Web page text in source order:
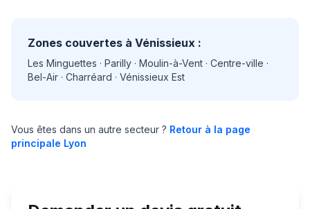
Zones couvertes à Vénissieux :
Les Minguettes · Parilly · Moulin-à-Vent · Centre-ville ·
Bel-Air · Charréard · Vénissieux Est
Vous êtes dans un autre secteur ? Retour à la page
principale Lyon